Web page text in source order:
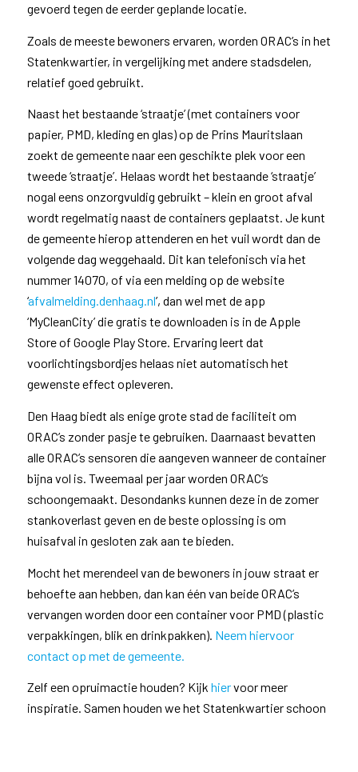
gevoerd tegen de eerder geplande locatie.
Zoals de meeste bewoners ervaren, worden ORAC’s in het
Statenkwartier, in vergelijking met andere stadsdelen,
relatief goed gebruikt.
Naast het bestaande ‘straatje’ (met containers voor
papier, PMD, kleding en glas) op de Prins Mauritslaan
zoekt de gemeente naar een geschikte plek voor een
tweede ‘straatje’. Helaas wordt het bestaande ‘straatje’
nogal eens onzorgvuldig gebruikt – klein en groot afval
wordt regelmatig naast de containers geplaatst. Je kunt
de gemeente hierop attenderen en het vuil wordt dan de
volgende dag weggehaald. Dit kan telefonisch via het
nummer 14070, of via een melding op de website
‘afvalmelding.denhaag.nl’, dan wel met de app
‘MyCleanCity’ die gratis te downloaden is in de Apple
Store of Google Play Store. Ervaring leert dat
voorlichtingsbordjes helaas niet automatisch het
gewenste effect opleveren.
Den Haag biedt als enige grote stad de faciliteit om
ORAC’s zonder pasje te gebruiken. Daarnaast bevatten
alle ORAC’s sensoren die aangeven wanneer de container
bijna vol is. Tweemaal per jaar worden ORAC’s
schoongemaakt. Desondanks kunnen deze in de zomer
stankoverlast geven en de beste oplossing is om
huisafval in gesloten zak aan te bieden.
Mocht het merendeel van de bewoners in jouw straat er
behoefte aan hebben, dan kan één van beide ORAC’s
vervangen worden door een container voor PMD (plastic
verpakkingen, blik en drinkpakken). Neem hiervoor
contact op met de gemeente.
Zelf een opruimactie houden? Kijk hiervoor meer
inspiratie. Samen houden we het Statenkwartier schoon